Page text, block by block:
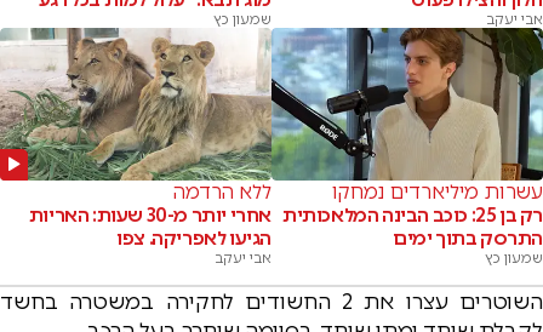
אבי יעקב שמעון כץ
עשרות מיליארדים נמחקו
רק בן 25: כוכב הבינה המלאכותית
התרסק בתוך ימים
שמעון כץ
ללא הרדמה
אחרי יותר מ-30 שעות: האריות
הגיעו לאפריקה. צפו
אבי יעקב
השוטרים עצרו את 2 החשודים לחקירה במשטרה בחשד